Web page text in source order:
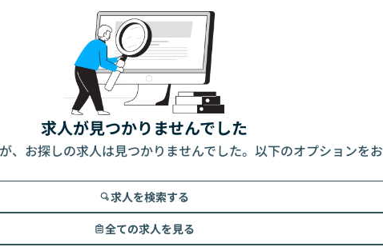
求人が見つかりませんでした
、お探しの求人は見つかりませんでした。以下のオプションをお
求人を検索する
全ての求人を見る